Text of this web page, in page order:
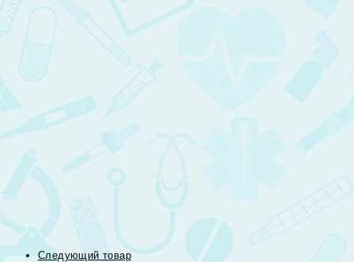
Следующий товар